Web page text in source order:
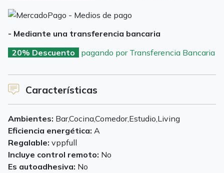
- Mediante una transferencia bancaria
20% Descuento
pagando por Transferencia Bancaria
Características
Ambientes: Bar,Cocina,Comedor,Estudio,Living
Eficiencia energética: A
Regalable: vppfull
Incluye control remoto: No
Es autoadhesiva: No